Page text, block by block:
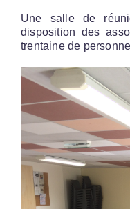
Une salle de
disposition des
trentaine de